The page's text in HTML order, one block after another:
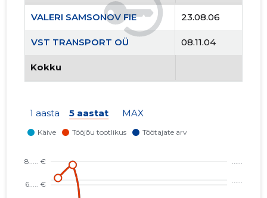
VALERI SAMSONOV FIE 23.08.06
VST TRANSPORT OÜ 08.11.04
Kokku
1 aasta 5 aastat MAX